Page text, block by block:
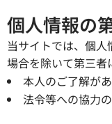
個人情報の
当サイトでは、個
場合を除いて第三者
本人のご了解が
法令等への協力